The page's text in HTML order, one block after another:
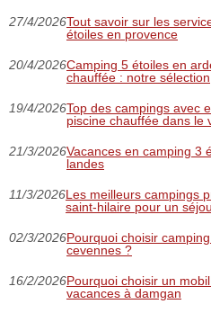
27/4/2026Tout savoir sur les
étoiles en provence
20/4/2026Camping 5 étoiles en
chauffée : notre sélection
19/4/2026Top des campings avec
piscine chauffée dans le
21/3/2026Vacances en camping 3
landes
11/3/2026Les meilleurs campings
saint-hilaire pour un
02/3/2026Pourquoi choisir
cevennes ?
16/2/2026Pourquoi choisir un
vacances à damgan